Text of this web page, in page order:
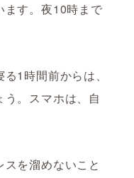
ます。夜10時まで
1時間前からは、
。スマホは、自
を溜めないこと